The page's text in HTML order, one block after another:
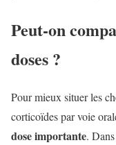
Peut-on
doses ?
Pour mieux situer les
corticoïdes par voie
dose importante.